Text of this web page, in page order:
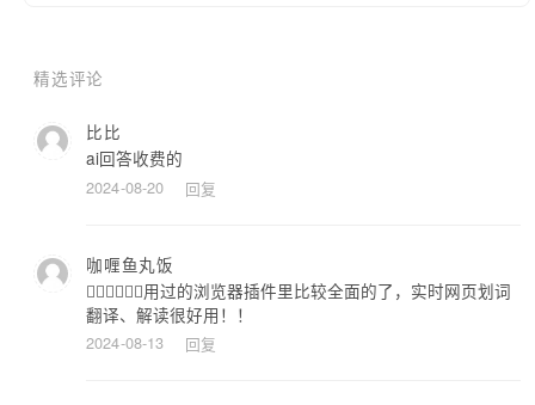
   😎那是必须的！灵办AI会持续不断的升级，体验也不会丢下。
     如果您有任何想法和建议，也可以来联系我们！
jiejie@ilingban.com
     那么现在就尝试，体验灵办AI助手的强大功能！
精选评论
比比
ai回答收费的
2024-08-20 回复
咖喱鱼丸饭
👍🏼👍🏼👍🏼用过的浏览器插件里比较全面的了，实时网页划词
翻译、解读很好用！！
2024-08-13 回复